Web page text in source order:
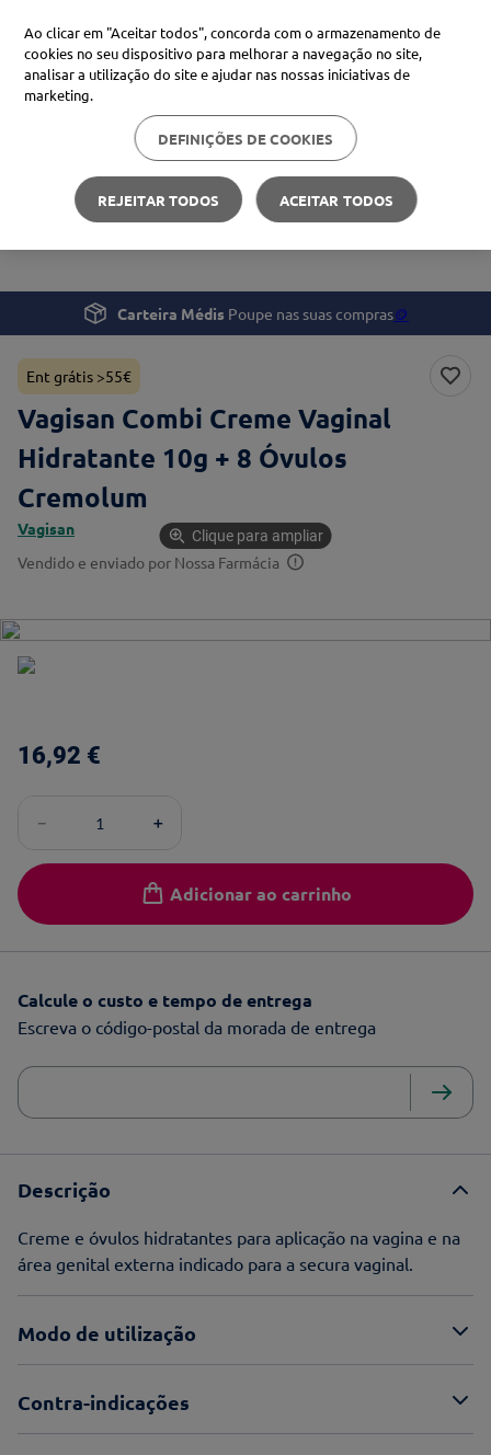
Procure no Marketplace Médis
Pesquisas mais comuns
xiaomi
cerave
Saúde
Saúde da Mulher
Vagisan Combi Creme Vaginal Hidratante 10g + 8 Óvulos
Carteira Médis Poupe nas suas compras🪙
Ent grátis >55€
Vagisan Combi Creme Vaginal
Hidratante 10g + 8 Óvulos
Cremolum
Vagisan
Vendido e enviado por Nossa Farmácia
Clique para ampliar
16,92 €
＋
－
Adicionar ao carrinho
Calcule o custo e tempo de entrega
Escreva o código-postal da morada de entrega
Descrição
Creme e óvulos hidratantes para aplicação na vagina e na
área genital externa indicado para a secura vaginal.
Modo de utilização
Contra-indicações
Ao clicar em "Aceitar todos", concorda com o armazenamento de
cookies no seu dispositivo para melhorar a navegação no site,
analisar a utilização do site e ajudar nas nossas iniciativas de
marketing.
DEFINIÇÕES DE COOKIES
REJEITAR TODOS ACEITAR TODOS